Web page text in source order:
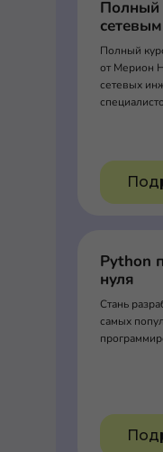
Полный
Полный
от Мерион
сетевых
Python
нуля
Стань
самых